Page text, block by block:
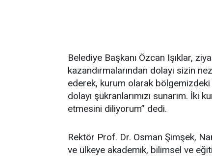
Belediye Başkanı Özcan Işıklar,
kazandırmalarından dolayı sizin
ederek, kurum olarak
dolayı şükranlarımızı sunarım.
etmesini diliyorum” dedi.
Rektör Prof. Dr. Osman Şimşek,
ve ülkeye akademik, bilimsel ve